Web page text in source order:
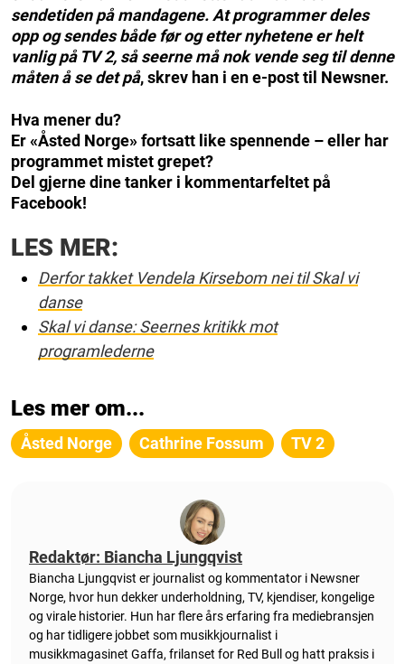
sendetiden på mandagene. At programmer deles
opp og sendes både før og etter nyhetene er helt
vanlig på TV 2, så seerne må nok vende seg til denne
måten å se det på, skrev han i en e-post til Newsner.
Hva mener du?
Er «Åsted Norge» fortsatt like spennende – eller har
programmet mistet grepet?
Del gjerne dine tanker i kommentarfeltet på
Facebook!
LES MER:
Derfor takket Vendela Kirsebom nei til Skal vi
danse
Skal vi danse: Seernes kritikk mot
programlederne
Les mer om...
Åsted Norge Cathrine Fossum TV 2
Redaktør: Biancha Ljungqvist
Biancha Ljungqvist er journalist og kommentator i Newsner
Norge, hvor hun dekker underholdning, TV, kjendiser, kongelige
og virale historier. Hun har flere års erfaring fra mediebransjen
og har tidligere jobbet som musikkjournalist i
musikkmagasinet Gaffa, frilanset for Red Bull og hatt praksis i